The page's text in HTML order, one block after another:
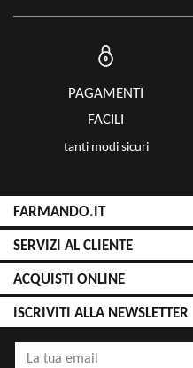
PAGAMENTI
FACILI
tanti modi sicuri
FARMANDO.IT
SERVIZI AL CLIENTE
ACQUISTI ONLINE
ISCRIVITI ALLA NEWSLETTER